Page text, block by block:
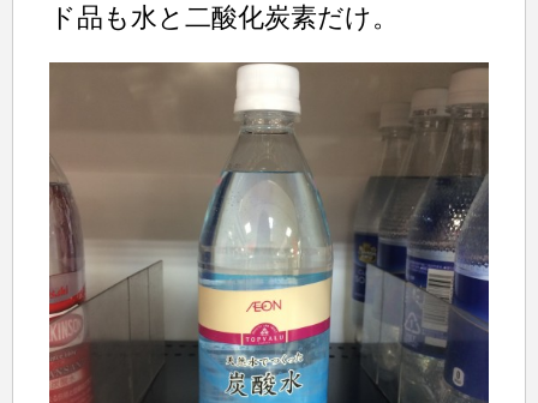
ド品も水と二酸化炭素だけ。